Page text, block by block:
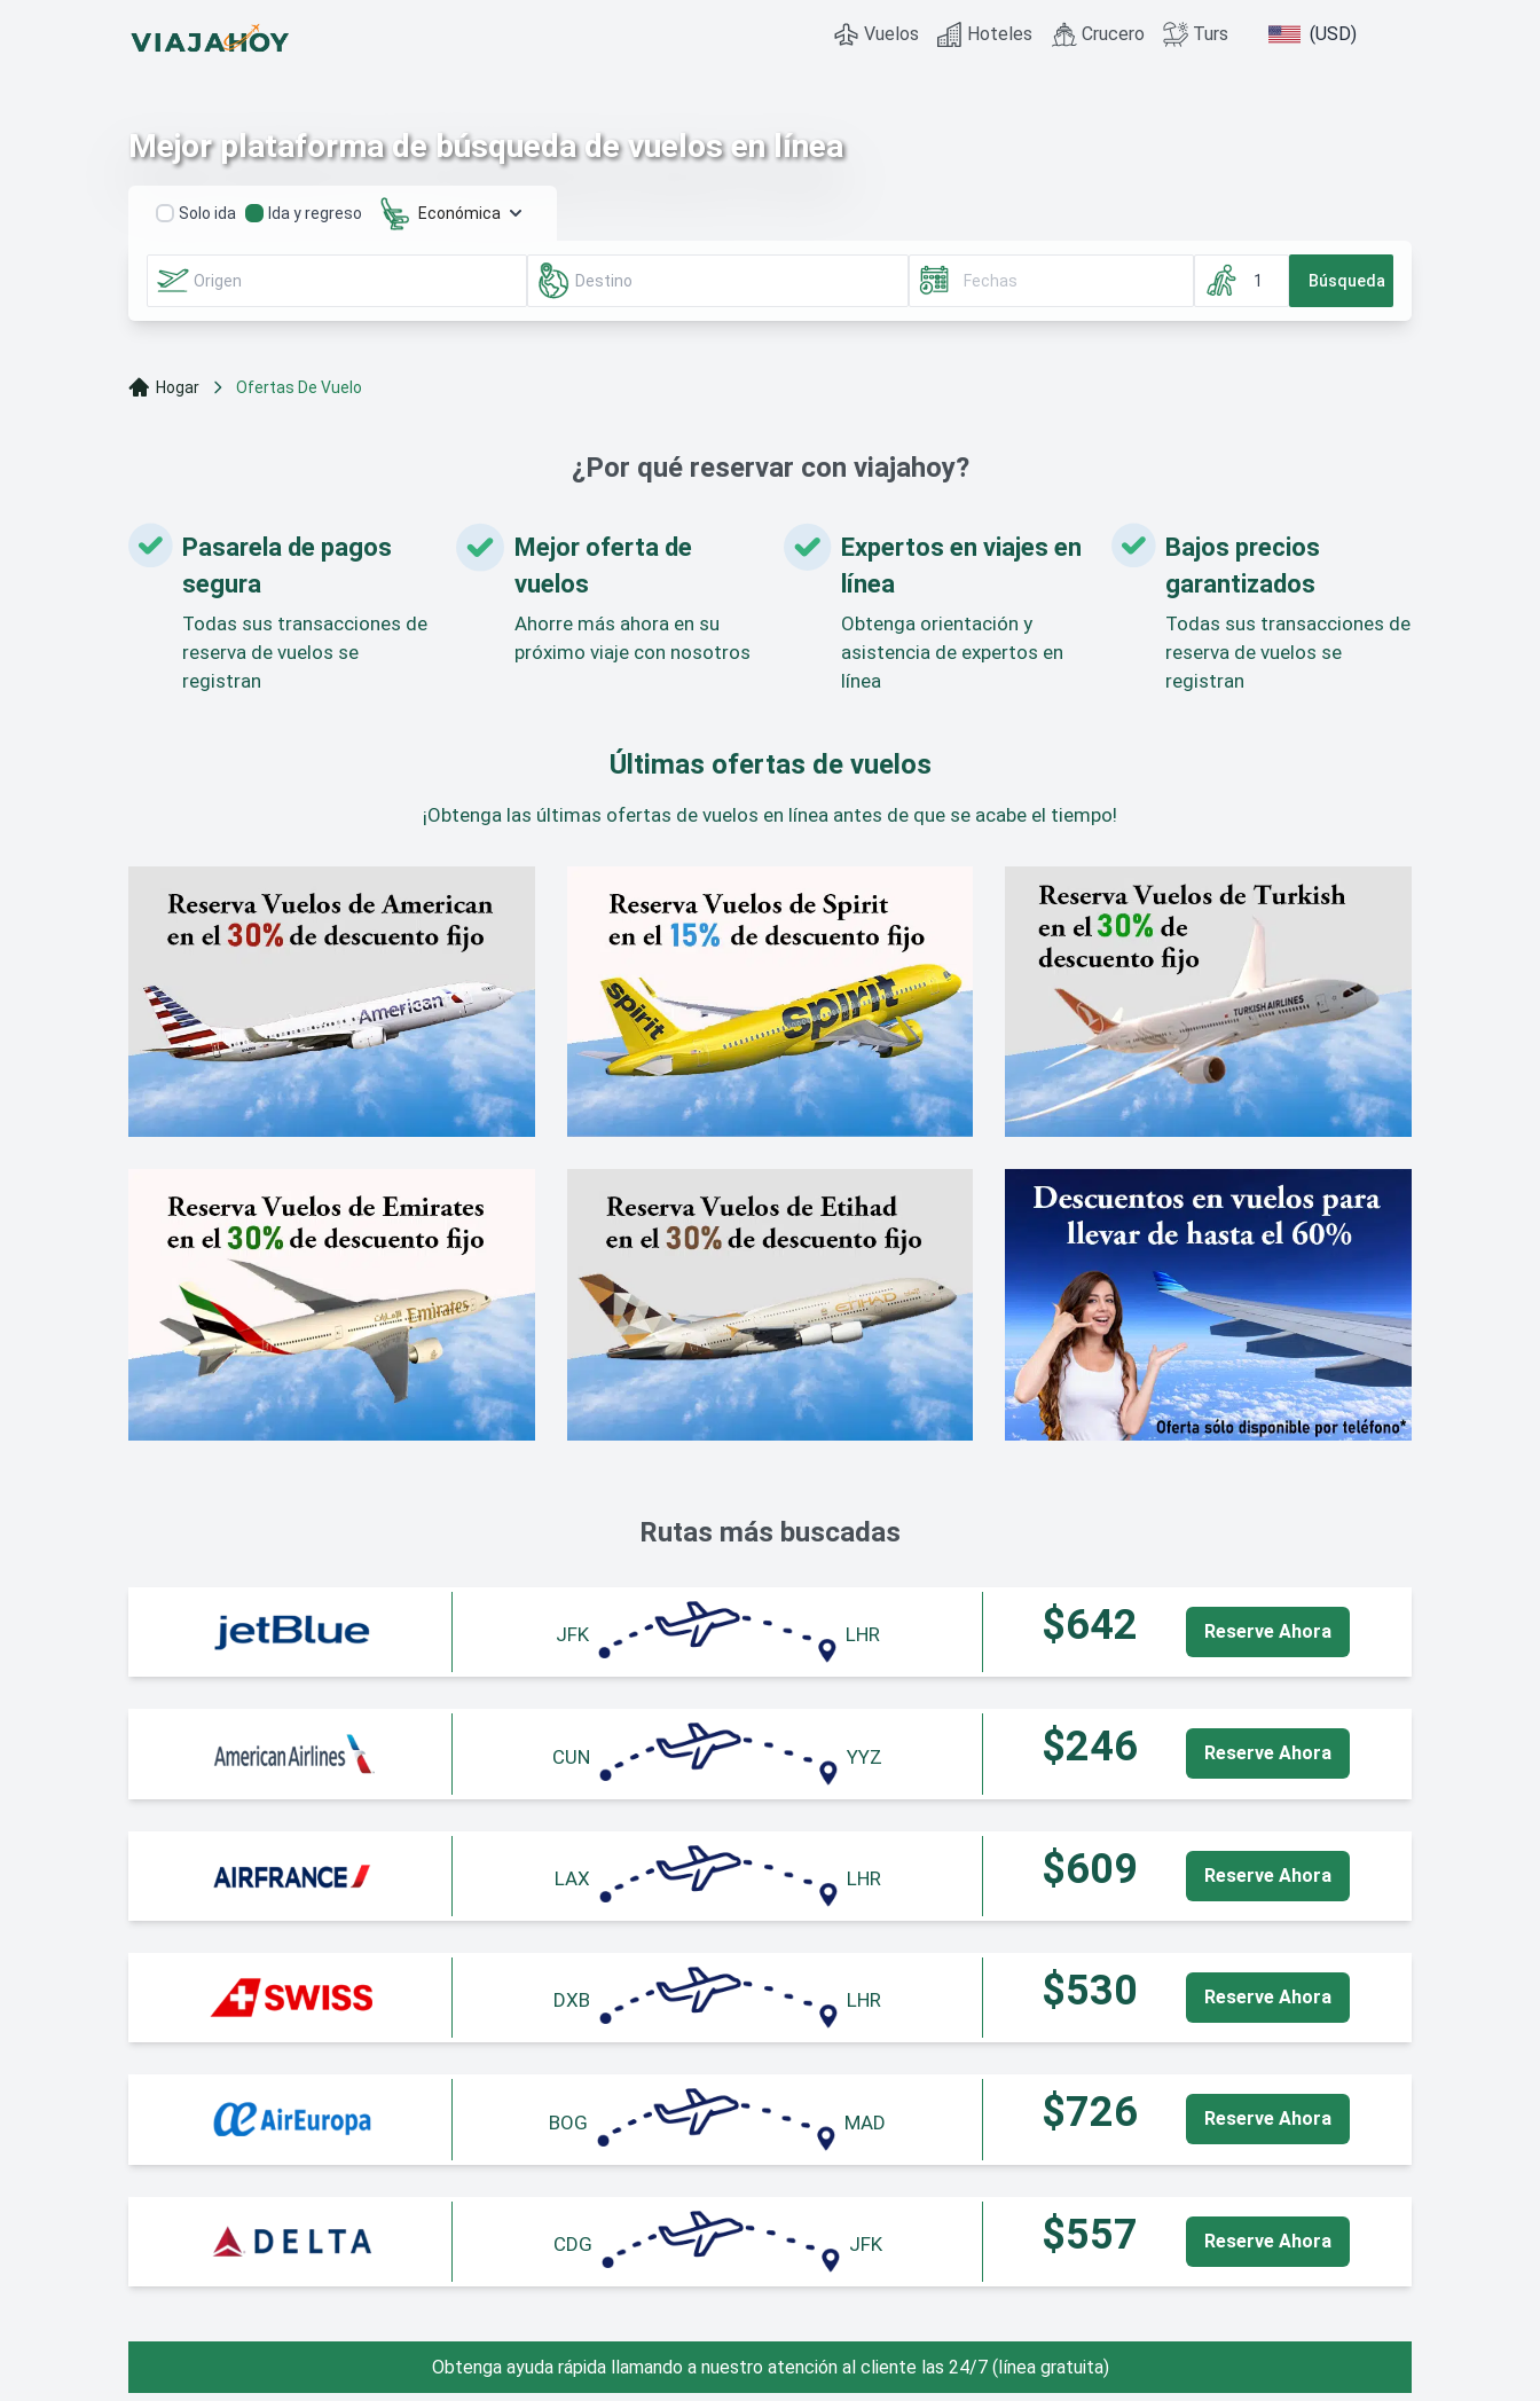
Vuelos Hoteles Crucero Turs (USD)
Mejor plataforma de búsqueda de vuelos en línea
Solo ida Ida y regreso Económica
1 Búsqueda
Hogar Ofertas De Vuelo
¿Por qué reservar con viajahoy?
Pasarela de pagos
segura
Todas sus transacciones de
reserva de vuelos se
registran
Mejor oferta de
vuelos
Ahorre más ahora en su
próximo viaje con nosotros
Expertos en viajes en
línea
Obtenga orientación y
asistencia de expertos en
línea
Bajos precios
garantizados
Todas sus transacciones de
reserva de vuelos se
registran
Últimas ofertas de vuelos
¡Obtenga las últimas ofertas de vuelos en línea antes de que se acabe el tiempo!
Rutas más buscadas
JFK LHR $642 Reserve Ahora
CUN YYZ $246 Reserve Ahora
LAX LHR $609 Reserve Ahora
DXB LHR $530 Reserve Ahora
BOG MAD $726 Reserve Ahora
CDG JFK $557 Reserve Ahora
Obtenga ayuda rápida llamando a nuestro atención al cliente las 24/7 (línea gratuita)